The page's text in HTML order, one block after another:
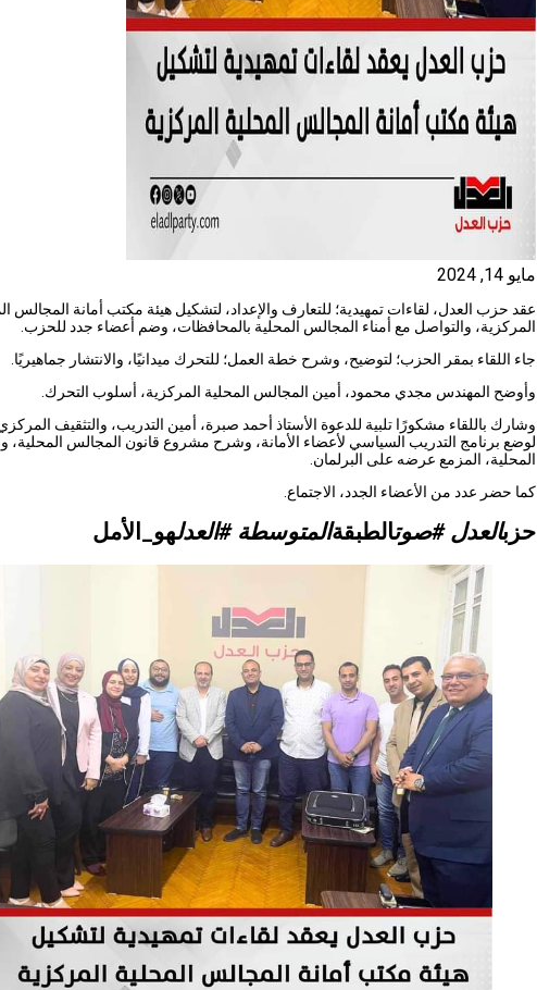
مايو 14, 2024
عقد حزب العدل، لقاءات تمهيدية؛ للتعارف والإعداد، لتشكيل هيئة مكتب أمانة المجالس
المركزية، والتواصل مع أمناء المجالس المحلية بالمحافظات، وضم أعضاء جدد للحزب.
جاء اللقاء بمقر الحزب؛ لتوضيح، وشرح خطة العمل؛ للتحرك ميدانيًا، والانتشار جماهيريًا.
وأوضح المهندس مجدي محمود، أمين المجالس المحلية المركزية، أسلوب التحرك.
وشارك باللقاء مشكورًا تلبية للدعوة الأستاذ أحمد صبرة، أمين التدريب، والتثقيف
لوضع برنامج التدريب السياسي لأعضاء الأمانة، وشرح مشروع قانون المجالس المحلية،
المحلية، المزمع عرضه على البرلمان.
كما حضر عدد من الأعضاء الجدد، الاجتماع.
حزبالعدل #صوتالطبقةالمتوسطة #العدلهو_الأمل